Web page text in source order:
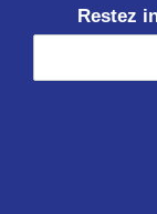
Restez